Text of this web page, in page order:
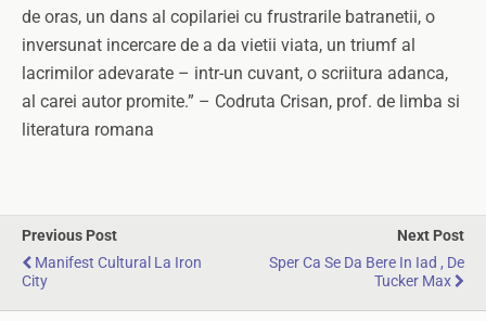
de oras, un dans al copilariei cu frustrarile batranetii, o
inversunat incercare de a da vietii viata, un triumf al
lacrimilor adevarate – intr-un cuvant, o scriitura adanca,
al carei autor promite.” – Codruta Crisan, prof. de limba si
literatura romana
Previous Post
Manifest Cultural La Iron
City
Next Post
Sper Ca Se Da Bere In Iad , De
Tucker Max